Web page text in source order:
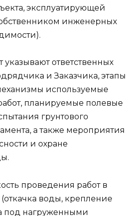
эксплуатирующей
инженерных
ответственных
и Заказчика, этапы
используемые
планируемые полевые
грунтового
а также мероприятия
и охране
проведения работ в
воды, крепление
под нагруженными